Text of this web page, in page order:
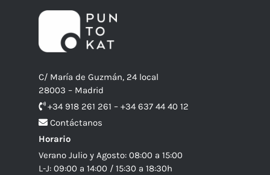
C/ María de Guzmán, 24 local
28003 – Madrid
+34 918 261 261 – +34 637 44 40 12
Contáctanos
Horario
Verano Julio y Agosto: 08:00 a 15:00
L-J: 09:00 a 14:00 / 15:30 a 18:30h